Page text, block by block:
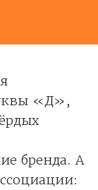
«Д»,
бренда. А